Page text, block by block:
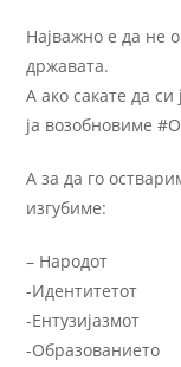
Најважно е да не
државата.
А ако сакате да
ја возобновиме
А за да го
изгубиме:
– Народот
-Идентитетот
-Ентузијазмот
-Образованието